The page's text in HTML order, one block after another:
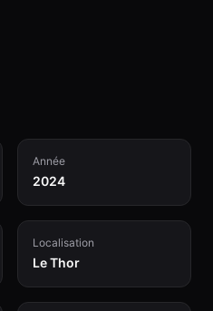
Année
2024
Localisation
Le Thor